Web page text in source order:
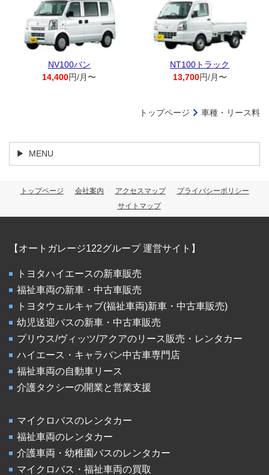
NV100バン
14,400円/月〜
NT100トラック
13,700円/月〜
トップページ 車種・リース料
MENU
トップページ 会社案内 アクセスマップ
プライバシーポリシー
サイトマップ
【オートガレージ122グループ 運営サイト】
トヨタハイエースの新車販売
福祉車両の新車・中古車販売
トヨタウェルキャブ(福祉車両)新車・中古車販売)
幼児送迎バスの新車・中古車販売
プリウス/ヴィッツ/アクアのリース販売・レンタカー
ハイエース・キャラバン中古車専門店
福祉車両の自動車リース
介護タクシーの開業と営業支援
マイクロバスのレンタカー
福祉車両のレンタカー
介護車両・幼稚園バスのレンタカー
マイクロバス・福祉車両の買取